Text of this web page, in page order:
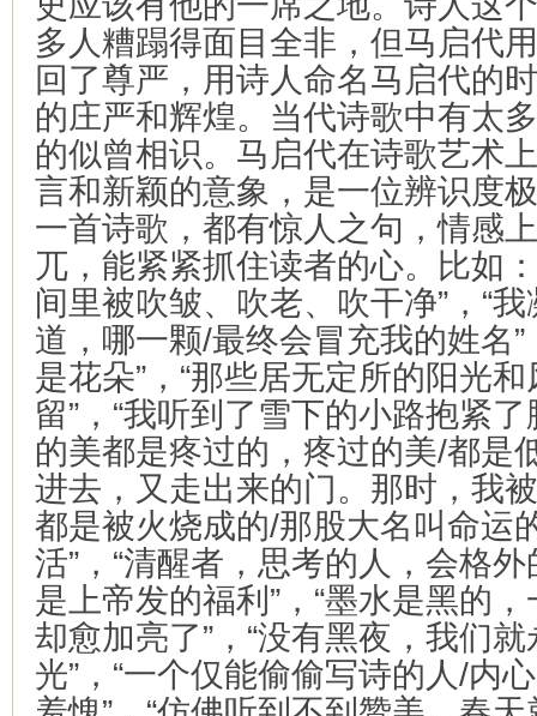
多人糟蹋得面目全非，但马启代
回了尊严，用诗人命名马启代的
的庄严和辉煌。当代诗歌中有太
的似曾相识。马启代在诗歌艺术
言和新颖的意象，是一位辨识度
一首诗歌，都有惊人之句，情感
兀，能紧紧抓住读者的心。比如
间里被吹皱、吹老、吹干净”，“
道，哪一颗/最终会冒充我的姓名
是花朵”，“那些居无定所的阳光
留”，“我听到了雪下的小路抱紧了
的美都是疼过的，疼过的美/都是
进去，又走出来的门。那时，我
都是被火烧成的/那股大名叫命运
活”，“清醒者，思考的人，会格外
是上帝发的福利”，“墨水是黑的
却愈加亮了”，“没有黑夜，我们
光”，“一个仅能偷偷写诗的人/内